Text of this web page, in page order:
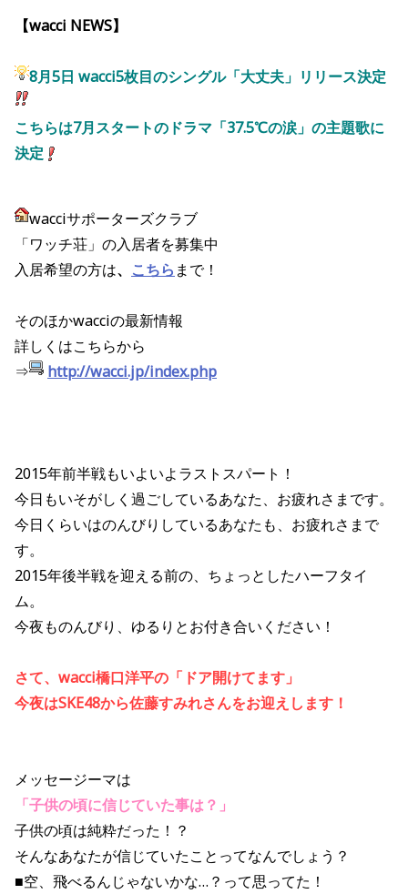
【wacci NEWS】
8月5日 wacci5枚目のシングル「大丈夫」リリース決定
こちらは7月スタートのドラマ「37.5℃の涙」の主題歌に
決定
wacciサポーターズクラブ
「ワッチ荘」の入居者を募集中
入居希望の方は、 こちら まで！
そのほかwacciの最新情報
詳しくはこちらから
⇒
http://wacci.jp/index.php
2015年前半戦もいよいよラストスパート！
今日もいそがしく過ごしているあなた、お疲れさまです。
今日くらいはのんびりしているあなたも、お疲れさまで
す。
2015年後半戦を迎える前の、ちょっとしたハーフタイ
ム。
今夜ものんびり、ゆるりとお付き合いください！
さて、wacci橋口洋平の「ドア開けてます」
今夜はSKE48から佐藤すみれさんをお迎えします！
メッセージーマは
「子供の頃に信じていた事は？」
子供の頃は純粋だった！？
そんなあなたが信じていたことってなんでしょう？
■空、飛べるんじゃないかな…？って思ってた！